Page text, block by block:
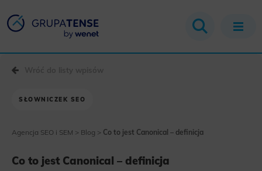
SŁOWNICZEK SEO
Agencja SEO i SEM > Blog > Co to jest Canonical – definicja
Co to jest Canonical – definicja